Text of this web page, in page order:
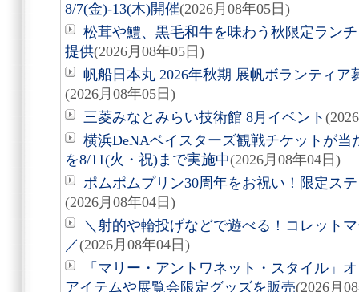
8/7(金)-13(木)開催(2026月08年05日)
松茸や鱧、黒毛和牛を味わう秋限定ラン
提供(2026月08年05日)
帆船日本丸 2026年秋期 展帆ボランティア
(2026月08年05日)
三菱みなとみらい技術館 8月イベント
横浜DeNAベイスターズ観戦チケットが
を8/11(火・祝)まで実施中(2026月08年04日)
ポムポムプリン30周年をお祝い！限定ス
(2026月08年04日)
＼射的や輪投げなどで遊べる！コレット
／(2026月08年04日)
「マリー・アントワネット・スタイル」
アイテムや展覧会限定グッズを販売(2026月